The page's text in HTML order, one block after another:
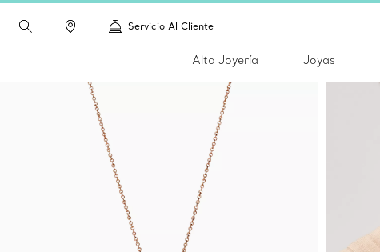
Servicio Al Cliente
Alta Joyería Joyas